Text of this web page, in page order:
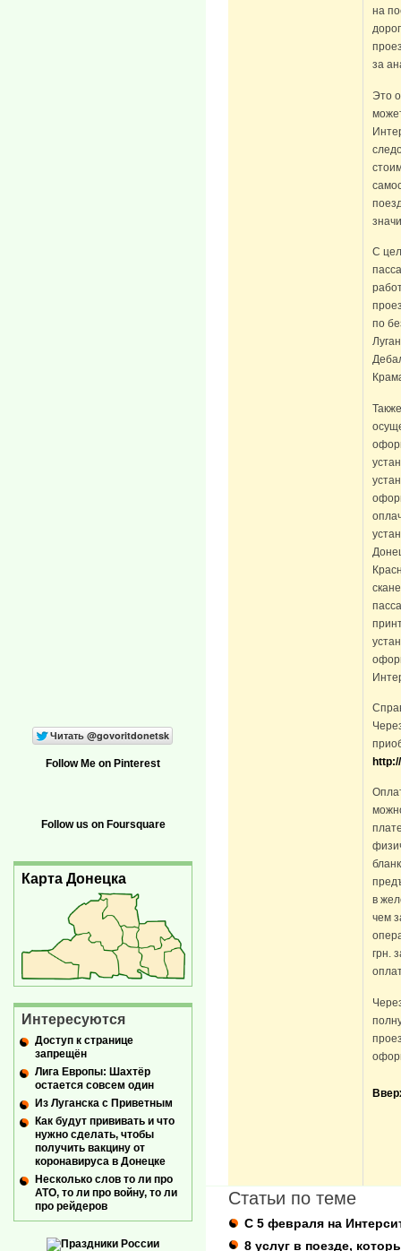
на
за
Это
С
по
в
чем
грн.
Статьи по теме
С 5 февраля на
8 услуг в поезде,
Follow Me on Pinterest
Follow us on Foursquare
Карта Донецка
Интересуются
Доступ к странице
запрещён
Лига Европы: Шахтёр
остается совсем один
Из Луганска с Приветным
Как будут прививать и что
нужно сделать, чтобы
получить вакцину от
коронавируса в Донецке
Несколько слов то ли про
АТО, то ли про войну, то ли
про рейдеров